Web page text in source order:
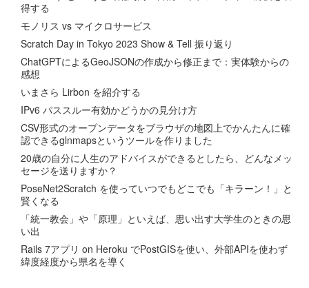
得する
モノリス vs マイクロサービス
Scratch Day in Tokyo 2023 Show & Tell 振り返り
ChatGPTによるGeoJSONの作成から修正まで：実体験からの
感想
いまさら Lirbon を紹介する
IPv6 パススルー有効かどうかの見分け方
CSV形式のオープンデータをブラウザの地図上でかんたんに確
認できるglnmapsというツールを作りました
20歳の自分に人生のアドバイスができるとしたら、どんなメッ
セージを送りますか？
PoseNet2Scratch を使っていつでもどこでも「キラーン！」と
賢くなる
「統一教会」や「原理」といえば、思い出す大学生のときの思
い出
Rails 7アプリ on Heroku でPostGISを使い、外部APIを使わず
緯度経度から県名を導く